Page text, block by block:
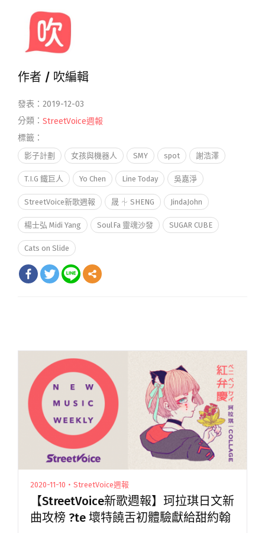
作者 / 吹編輯
發表：2019-12-03
分類： StreetVoice週報
標籤：
影子計劃 女孩與機器人 SMY spot 謝浩澤
T.I.G 鐵巨人 Yo Chen Line Today 吳嘉淨
StreetVoice新歌週報 晟 ⏆ SHENG JindaJohn
楊士弘 Midi Yang SoulFa 靈魂沙發 SUGAR CUBE
Cats on Slide
2020-11-10・StreetVoice週報
【StreetVoice新歌週報】珂拉琪日文新
曲攻榜 ?te 壞特饒舌初體驗獻給甜約翰